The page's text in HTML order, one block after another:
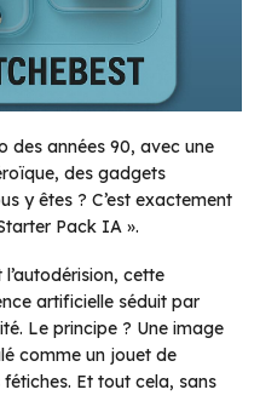
des années 90, avec une
des gadgets
y êtes ? C’est exactement
Pack IA ».
cette
artificielle séduit par
Le principe ? Une image
comme un jouet de
Et tout cela, sans